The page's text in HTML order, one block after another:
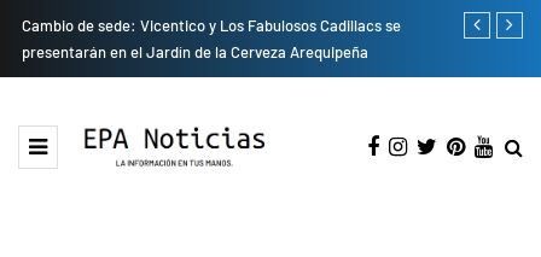
Cambio de sede: Vicentico y Los Fabulosos Cadillacs se
presentarán en el Jardín de la Cerveza Arequipeña
Empresas